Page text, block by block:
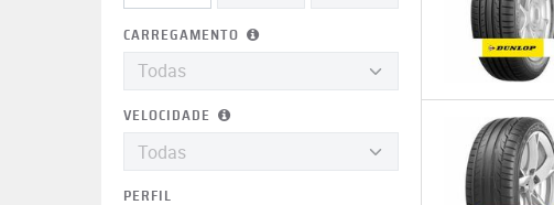
CARREGAMENTO
VELOCIDADE
PERFIL